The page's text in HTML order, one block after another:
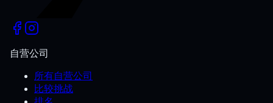
自营公司
所有自营公司
比较挑战